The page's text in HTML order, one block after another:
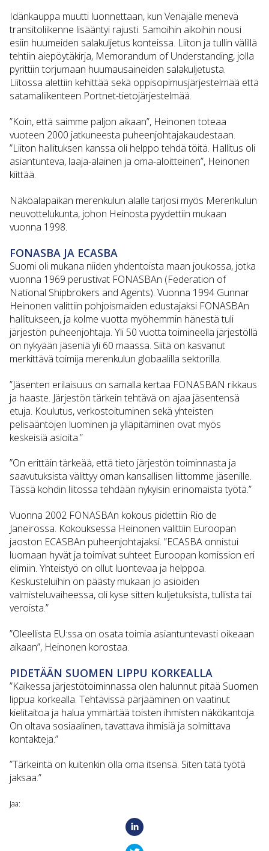
Idänkauppa muutti luonnettaan, kun Venäjälle menevä
transitoliikenne lisääntyi rajusti. Samoihin aikoihin nousi
esiin huumeiden salakuljetus konteissa. Liiton ja tullin välillä
tehtiin aiepöytäkirja, Memorandum of Understanding, jolla
pyrittiin torjumaan huumausaineiden salakuljetusta.
Liitossa alettiin kehittää sekä oppisopimusjärjestelmää että
satamaliikenteen Portnet-tietojärjestelmää.
”Koin, että saimme paljon aikaan”, Heinonen toteaa
vuoteen 2000 jatkuneesta puheenjohtajakaudestaan.
”Liiton hallituksen kanssa oli helppo tehdä töitä. Hallitus oli
asiantunteva, laaja-alainen ja oma-aloitteinen”, Heinonen
kiittää.
Näköalapaikan merenkulun alalle tarjosi myös Merenkulun
neuvottelukunta, johon Heinosta pyydettiin mukaan
vuonna 1998.
FONASBA JA ECASBA
Suomi oli mukana niiden yhdentoista maan joukossa, jotka
vuonna 1969 perustivat FONASBAn (Federation of
National Shipbrokers and Agents). Vuonna 1994 Gunnar
Heinonen valittiin pohjoismaiden edustajaksi FONASBAn
hallitukseen, ja kolme vuotta myöhemmin hänestä tuli
järjestön puheenjohtaja. Yli 50 vuotta toimineella järjestöllä
on nykyään jäseniä yli 60 maassa. Siitä on kasvanut
merkittävä toimija merenkulun globaalilla sektorilla.
”Jäsenten erilaisuus on samalla kertaa FONASBAN rikkaus
ja haaste. Järjestön tärkein tehtävä on ajaa jäsentensä
etuja. Koulutus, verkostoituminen sekä yhteisten
pelisääntöjen luominen ja ylläpitäminen ovat myös
keskeisiä asioita.”
”On erittäin tärkeää, että tieto järjestön toiminnasta ja
saavutuksista välittyy oman kansallisen liittomme jäsenille.
Tässä kohdin liitossa tehdään nykyisin erinomaista työtä.”
Vuonna 2002 FONASBAn kokous pidettiin Rio de
Janeirossa. Kokouksessa Heinonen valittiin Euroopan
jaoston ECASBAn puheenjohtajaksi. ”ECASBA onnistui
luomaan hyvät ja toimivat suhteet Euroopan komission eri
elimiin. Yhteistyö on ollut luontevaa ja helppoa.
Keskusteluihin on päästy mukaan jo asioiden
valmisteluvaiheessa, oli kyse sitten kuljetuksista, tullista tai
veroista.”
”Oleellista EU:ssa on osata toimia asiantuntevasti oikeaan
aikaan”, Heinonen korostaa.
PIDETÄÄN SUOMEN LIPPU KORKEALLA
”Kaikessa järjestötoiminnassa olen halunnut pitää Suomen
lippua korkealla. Tehtävissä pärjääminen on vaatinut
kielitaitoa ja halua ymmärtää toisten ihmisten näkökantoja.
On oltava sosiaalinen, tavattava ihmisiä ja solmittava
kontakteja.”
”Tärkeintä on kuitenkin olla oma itsensä. Siten tätä työtä
jaksaa.”
Jaa: